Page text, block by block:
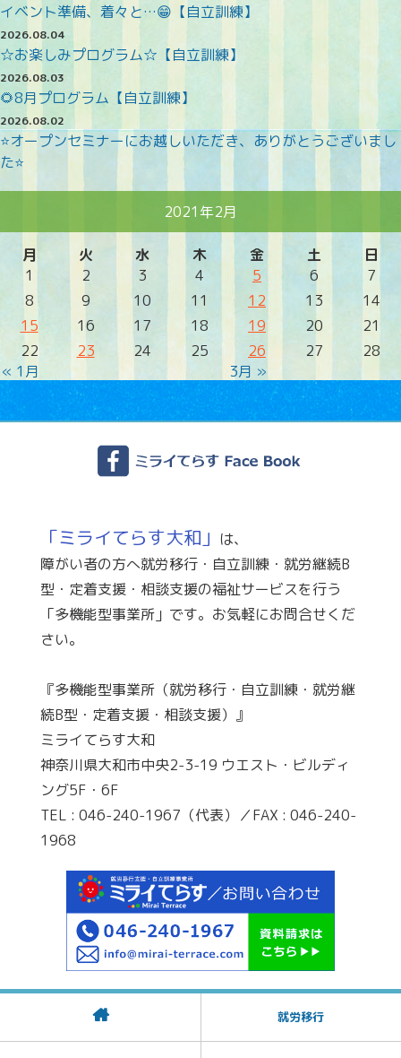
イベント準備、着々と…😁【自立訓練】
2026.08.04
☆お楽しみプログラム☆【自立訓練】
2026.08.03
🌻8月プログラム【自立訓練】
2026.08.02
⭐オープンセミナーにお越しいただき、ありがとうございまし
た⭐
2021年2月
月 火 水 木 金 土 日
« 1月 3月 »
1 2 3 4 5 6
7
8
9 10 11 12 13
14
15
16 17 18 19 20
21
22
23 24 25 26 27 28
「ミライてらす大和」 は、
障がい者の方へ就労移行・自立訓練・就労継続B
型・定着支援・相談支援の福祉サービスを行う
「多機能型事業所」です。お気軽にお問合せくだ
さい。
『多機能型事業所（就労移行・自立訓練・就労継
続B型・定着支援・相談支援）』
ミライてらす大和
神奈川県大和市中央2-3-19 ウエスト・ビルディ
ング5F・6F
TEL : 046-240-1967（代表）／FAX : 046-240-
1968
就労移行